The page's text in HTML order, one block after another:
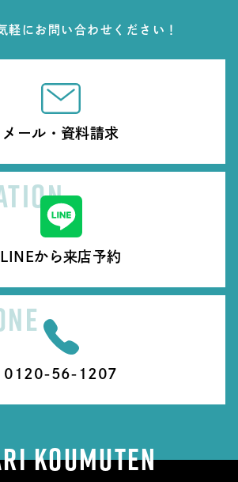
軽にお問い合わせください！
メール・資料請求
LINEから来店予約
0120-56-1207
KOUMUTEN